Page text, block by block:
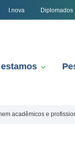
I.nova Diplomados
acadêmicos e